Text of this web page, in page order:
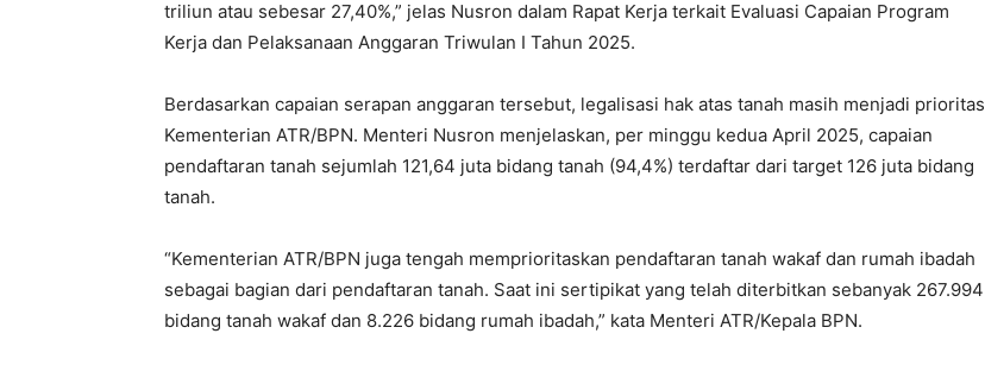
triliun atau sebesar 27,40%,” jelas Nusron dalam Rapat Kerja terkait Evaluasi Capaian Program
Kerja dan Pelaksanaan Anggaran Triwulan I Tahun 2025.
Berdasarkan capaian serapan anggaran tersebut, legalisasi hak atas tanah masih menjadi prioritas
Kementerian ATR/BPN. Menteri Nusron menjelaskan, per minggu kedua April 2025, capaian
pendaftaran tanah sejumlah 121,64 juta bidang tanah (94,4%) terdaftar dari target 126 juta bidang
tanah.
“Kementerian ATR/BPN juga tengah memprioritaskan pendaftaran tanah wakaf dan rumah ibadah
sebagai bagian dari pendaftaran tanah. Saat ini sertipikat yang telah diterbitkan sebanyak 267.994
bidang tanah wakaf dan 8.226 bidang rumah ibadah,” kata Menteri ATR/Kepala BPN.